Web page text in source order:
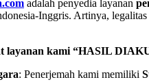
adalah penyedia layanan
Inggris. Artinya,
layanan kami “HASIL
: Penerjemah kami memiliki